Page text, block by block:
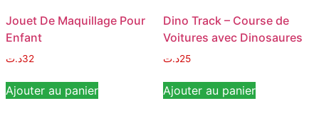
Jouet De Maquillage Pour
Enfant
32د.ت
Ajouter au panier
Dino Track – Course de
Voitures avec Dinosaures
25د.ت
Ajouter au panier